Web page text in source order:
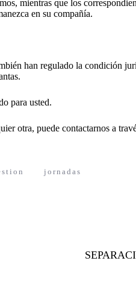
mientras que los
en su compañía.
han regulado la condición
para usted.
otra, puede contactarnos a
jornadas